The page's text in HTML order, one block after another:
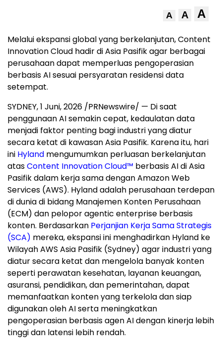
A A A
Melalui ekspansi global yang berkelanjutan, Content
Innovation Cloud hadir di Asia Pasifik agar berbagai
perusahaan dapat memperluas pengoperasian
berbasis AI sesuai persyaratan residensi data
setempat.
SYDNEY,1 Juni, 2026 /PRNewswire/ — Di saat
penggunaan AI semakin cepat, kedaulatan data
menjadi faktor penting bagi industri yang diatur
secara ketat di kawasan Asia Pasifik. Karena itu, hari
ini Hyland mengumumkan perluasan berkelanjutan
atasContent Innovation Cloud™ berbasis AI di Asia
Pasifik dalam kerja sama dengan Amazon Web
Services (AWS). Hyland adalah perusahaan terdepan
di dunia di bidang Manajemen Konten Perusahaan
(ECM) dan pelopor agentic enterprise berbasis
konten. Berdasarkan Perjanjian Kerja Sama Strategis
(SCA) mereka, ekspansi ini menghadirkan Hyland ke
Wilayah AWS Asia Pasifik (Sydney) agar industri yang
diatur secara ketat dan mengelola banyak konten
seperti perawatan kesehatan, layanan keuangan,
asuransi, pendidikan, dan pemerintahan, dapat
memanfaatkan konten yang terkelola dan siap
digunakan oleh AI serta meningkatkan
pengoperasian berbasis agen AI dengan kinerja lebih
tinggi dan latensi lebih rendah.